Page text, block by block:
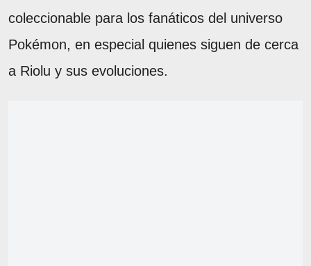
coleccionable para los fanáticos del universo
Pokémon, en especial quienes siguen de cerca
a Riolu y sus evoluciones.